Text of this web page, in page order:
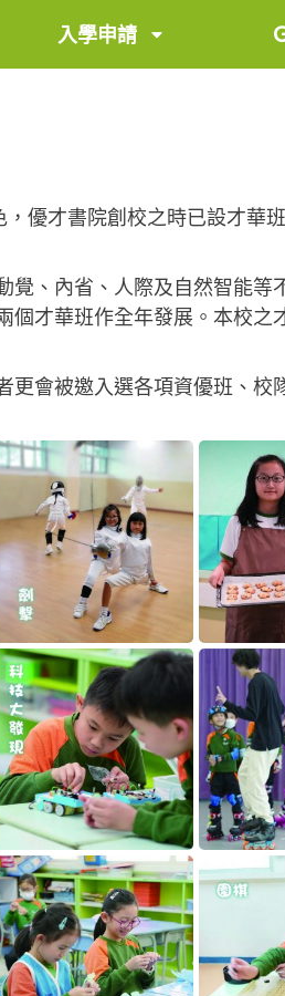
入學申請
優才書院創校之時已設才
、內省、人際及自然智能
才華班作全年發展。本校
會被邀入選各項資優班、